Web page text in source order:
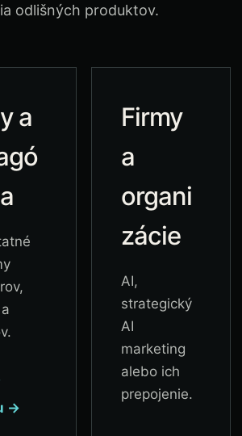
odlišných produktov.
a
→
Firmy
a
organi
zácie
AI,
strategický
AI
marketing
alebo ich
prepojenie.